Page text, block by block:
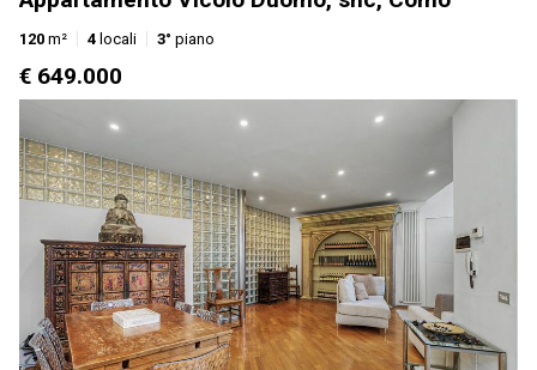
120 m² 4 locali 3° piano
€ 649.000